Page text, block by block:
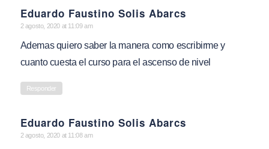
Eduardo Faustino Solis Abarcs
says:
2 agosto, 2020 at 11:09 am
Ademas quiero saber la manera como escribirme y
cuanto cuesta el curso para el ascenso de nivel
Responder
Eduardo Faustino Solis Abarcs
says:
2 agosto, 2020 at 11:08 am